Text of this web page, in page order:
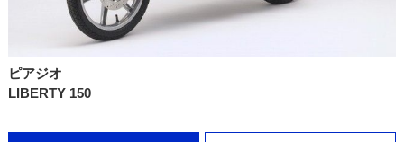
ピアジオ
LIBERTY 150